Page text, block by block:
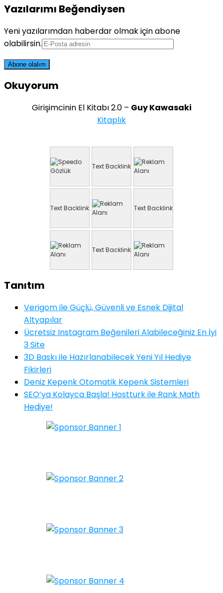
Yazılarımı Beğendiysen
Yeni yazılarımdan haberdar olmak için abone
olabilirsin.
Okuyorum
Girişimcinin El Kitabı 2.0 – Guy Kawasaki
Kitaplık
Text Backlink
Text Backlink Text Backlink
Text Backlink
Tanıtım
Verigom ile Güçlü, Güvenli ve Esnek Dijital
Altyapılar
Ücretsiz Instagram Beğenileri Alabileceğiniz En İyi
3 Site
3D Baskı ile Hazırlanabilecek Yeni Yıl Hediye
Fikirleri
Deniz Kepenk Otomatik Kepenk Sistemleri
SEO’ya Kolayca Başla! Hostturk ile Rank Math
Hediye!